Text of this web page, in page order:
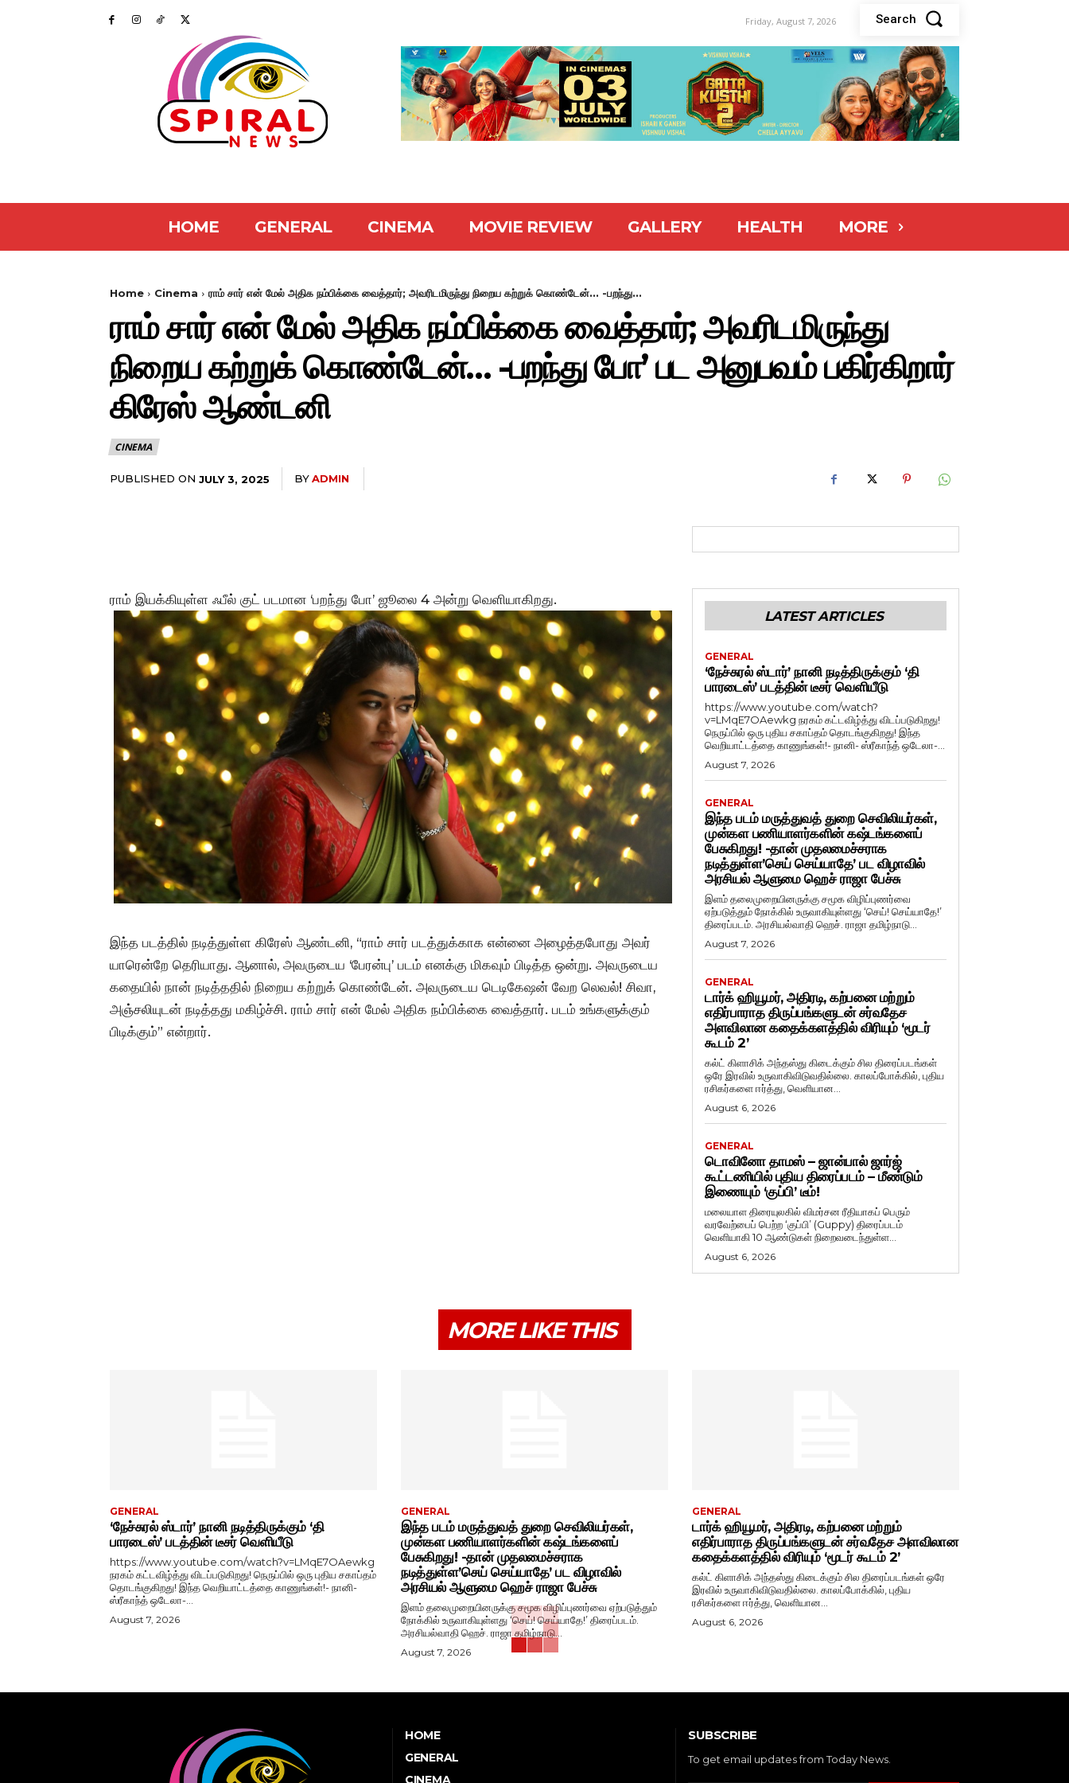
Friday, August 7, 2026 Search
HOME GENERAL CINEMA MOVIE REVIEW GALLERY HEALTH MORE
Home Cinema ராம் சார் என் மேல் அதிக நம்பிக்கை வைத்தார்; அவரிடமிருந்து நிறைய கற்றுக் கொண்டேன்... -பறந்து...
ராம் சார் என் மேல் அதிக நம்பிக்கை வைத்தார்; அவரிடமிருந்து
நிறைய கற்றுக் கொண்டேன்… -பறந்து போ’ பட அனுபவம் பகிர்கிறார்
கிரேஸ் ஆண்டனி
CINEMA
PUBLISHED ON JULY 3, 2025 BYADMIN
ராம் இயக்கியுள்ள ஃபீல் குட் படமான ‘பறந்து போ’ ஜூலை 4 அன்று வெளியாகிறது.
இந்த படத்தில் நடித்துள்ள கிரேஸ் ஆண்டனி, “ராம் சார் படத்துக்காக என்னை அழைத்தபோது அவர்
யாரென்றே தெரியாது. ஆனால், அவருடைய ‘பேரன்பு’ படம் எனக்கு மிகவும் பிடித்த ஒன்று. அவருடைய
கதையில் நான் நடித்ததில் நிறைய கற்றுக் கொண்டேன். அவருடைய டெடிகேஷன் வேற லெவல்! சிவா,
அஞ்சலியுடன் நடித்தது மகிழ்ச்சி. ராம் சார் என் மேல் அதிக நம்பிக்கை வைத்தார். படம் உங்களுக்கும்
பிடிக்கும்” என்றார்.
LATEST ARTICLES
GENERAL
‘நேச்சுரல் ஸ்டார்’ நானி நடித்திருக்கும் ‘தி
பாரடைஸ்’ படத்தின் டீசர் வெளியீடு
https://www.youtube.com/watch?
v=LMqE7OAewkg நரகம் கட்டவிழ்த்து விடப்படுகிறது!
நெருப்பில் ஒரு புதிய சகாப்தம் தொடங்குகிறது! இந்த
வெறியாட்டத்தை காணுங்கள்!- நானி- ஸ்ரீகாந்த் ஒடேலா-...
August 7, 2026
GENERAL
இந்த படம் மருத்துவத் துறை செவிலியர்கள்,
முன்கள பணியாளர்களின் கஷ்டங்களைப்
பேசுகிறது! -தான் முதலமைச்சராக
நடித்துள்ள’செய் செய்யாதே’ பட விழாவில்
அரசியல் ஆளுமை ஹெச் ராஜா பேச்சு
இளம் தலைமுறையினருக்கு சமூக விழிப்புணர்வை
ஏற்படுத்தும் நோக்கில் உருவாகியுள்ளது ‘செய்! செய்யாதே!’
திரைப்படம். அரசியல்வாதி ஹெச். ராஜா தமிழ்நாடு...
August 7, 2026
GENERAL
டார்க் ஹியூமர், அதிரடி, கற்பனை மற்றும்
எதிர்பாராத திருப்பங்களுடன் சர்வதேச
அளவிலான கதைக்களத்தில் விரியும் ‘மூடர்
கூடம் 2’
கல்ட் கிளாசிக் அந்தஸ்து கிடைக்கும் சில திரைப்படங்கள்
ஒரே இரவில் உருவாகிவிடுவதில்லை. காலப்போக்கில், புதிய
ரசிகர்களை ஈர்த்து, வெளியான...
August 6, 2026
GENERAL
டொவினோ தாமஸ் – ஜான்பால் ஜார்ஜ்
கூட்டணியில் புதிய திரைப்படம் – மீண்டும்
இணையும் ‘குப்பி’ டீம்!
மலையாள திரையுலகில் விமர்சன ரீதியாகப் பெரும்
வரவேற்பைப் பெற்ற ‘குப்பி’ (Guppy) திரைப்படம்
வெளியாகி 10 ஆண்டுகள் நிறைவடைந்துள்ள...
August 6, 2026
MORE LIKE THIS
GENERAL
‘நேச்சுரல் ஸ்டார்’ நானி நடித்திருக்கும் ‘தி
பாரடைஸ்’ படத்தின் டீசர் வெளியீடு
https://www.youtube.com/watch?v=LMqE7OAewkg
நரகம் கட்டவிழ்த்து விடப்படுகிறது! நெருப்பில் ஒரு புதிய சகாப்தம்
தொடங்குகிறது! இந்த வெறியாட்டத்தை காணுங்கள்!- நானி-
ஸ்ரீகாந்த் ஒடேலா-...
August 7, 2026
GENERAL
இந்த படம் மருத்துவத் துறை செவிலியர்கள்,
முன்கள பணியாளர்களின் கஷ்டங்களைப்
பேசுகிறது! -தான் முதலமைச்சராக
நடித்துள்ள’செய் செய்யாதே’ பட விழாவில்
அரசியல் ஆளுமை ஹெச் ராஜா பேச்சு
இளம் தலைமுறையினருக்கு சமூக விழிப்புணர்வை ஏற்படுத்தும்
நோக்கில் உருவாகியுள்ளது ‘செய்! செய்யாதே!’ திரைப்படம்.
அரசியல்வாதி ஹெச். ராஜா தமிழ்நாடு...
August 7, 2026
GENERAL
டார்க் ஹியூமர், அதிரடி, கற்பனை மற்றும்
எதிர்பாராத திருப்பங்களுடன் சர்வதேச அளவிலான
கதைக்களத்தில் விரியும் ‘மூடர் கூடம் 2’
கல்ட் கிளாசிக் அந்தஸ்து கிடைக்கும் சில திரைப்படங்கள் ஒரே
இரவில் உருவாகிவிடுவதில்லை. காலப்போக்கில், புதிய
ரசிகர்களை ஈர்த்து, வெளியான...
August 6, 2026
HOME
GENERAL
CINEMA
SUBSCRIBE
To get email updates from Today News.